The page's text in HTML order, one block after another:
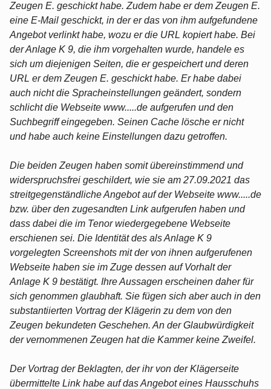
Zeugen E. geschickt habe. Zudem habe er dem Zeugen E.
eine E-Mail geschickt, in der er das von ihm aufgefundene
Angebot verlinkt habe, wozu er die URL kopiert habe. Bei
der Anlage K 9, die ihm vorgehalten wurde, handele es
sich um diejenigen Seiten, die er gespeichert und deren
URL er dem Zeugen E. geschickt habe. Er habe dabei
auch nicht die Spracheinstellungen geändert, sondern
schlicht die Webseite www.....de aufgerufen und den
Suchbegriff eingegeben. Seinen Cache lösche er nicht
und habe auch keine Einstellungen dazu getroffen.
Die beiden Zeugen haben somit übereinstimmend und
widerspruchsfrei geschildert, wie sie am 27.09.2021 das
streitgegenständliche Angebot auf der Webseite www.....de
bzw. über den zugesandten Link aufgerufen haben und
dass dabei die im Tenor wiedergegebene Webseite
erschienen sei. Die Identität des als Anlage K 9
vorgelegten Screenshots mit der von ihnen aufgerufenen
Webseite haben sie im Zuge dessen auf Vorhalt der
Anlage K 9 bestätigt. Ihre Aussagen erscheinen daher für
sich genommen glaubhaft. Sie fügen sich aber auch in den
substantiierten Vortrag der Klägerin zu dem von den
Zeugen bekundeten Geschehen. An der Glaubwürdigkeit
der vernommenen Zeugen hat die Kammer keine Zweifel.
Der Vortrag der Beklagten, der ihr von der Klägerseite
übermittelte Link habe auf das Angebot eines Hausschuhs